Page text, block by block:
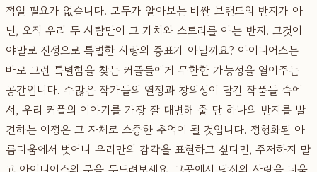
적일 필요가 없습니다. 모두가 알아보는 비싼 브랜드의 반지가 아
닌, 오직 우리 두 사람만이 그 가치와 스토리를 아는 반지. 그것이
야말로 진정으로 특별한 사랑의 증표가 아닐까요? 아이디어스는
바로 그런 특별함을 찾는 커플들에게 무한한 가능성을 열어주는
공간입니다. 수많은 작가들의 열정과 창의성이 담긴 작품들 속에
서, 우리 커플의 이야기를 가장 잘 대변해 줄 단 하나의 반지를 발
견하는 여정은 그 자체로 소중한 추억이 될 것입니다. 정형화된 아
름다움에서 벗어나 우리만의 감각을 표현하고 싶다면, 주저하지 말